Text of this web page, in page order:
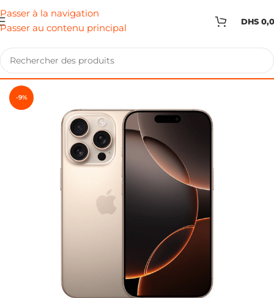
Passer à la navigation
Passer au contenu principal
DHS
-9%